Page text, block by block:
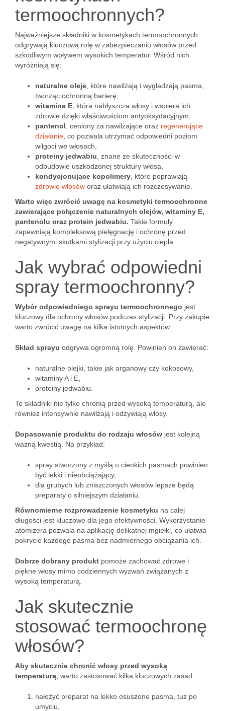
termoochronnych?
Najważniejsze składniki w kosmetykach termoochronnych
odgrywają kluczową rolę w zabezpieczaniu włosów przed
szkodliwym wpływem wysokich temperatur. Wśród nich
wyróżniają się:
naturalne oleje , które nawilżają i wygładzają pasma,
tworząc ochronną barierę,
witamina E , która nabłyszcza włosy i wspiera ich
zdrowie dzięki właściwościom antyoksydacyjnym,
pantenol , ceniony za nawilżające oraz regenerujące
działanie , co pozwala utrzymać odpowiedni poziom
wilgoci we włosach,
proteiny jedwabiu , znane ze skuteczności w
odbudowie uszkodzonej struktury włosa,
kondycjonujące kopolimery , które poprawiają
zdrowie włosów oraz ułatwiają ich rozczesywanie.
Warto więc zwrócić uwagę na kosmetyki termoochronne
zawierające połączenie naturalnych olejów, witaminy E,
pantenolu oraz protein jedwabiu. Takie formuły
zapewniają kompleksową pielęgnację i ochronę przed
negatywnymi skutkami stylizacji przy użyciu ciepła.
Jak wybrać odpowiedni
spray termoochronny?
Wybór odpowiedniego sprayu termoochronnego jest
kluczowy dla ochrony włosów podczas stylizacji. Przy zakupie
warto zwrócić uwagę na kilka istotnych aspektów.
Skład sprayu odgrywa ogromną rolę. Powinien on zawierać:
naturalne olejki, takie jak arganowy czy kokosowy,
witaminy A i E,
proteiny jedwabiu.
Te składniki nie tylko chronią przed wysoką temperaturą, ale
również intensywnie nawilżają i odżywiają włosy.
Dopasowanie produktu do rodzaju włosów jest kolejną
ważną kwestią. Na przykład:
spray stworzony z myślą o cienkich pasmach powinien
być lekki i nieobciążający,
dla grubych lub zniszczonych włosów lepsze będą
preparaty o silniejszym działaniu.
Równomierne rozprowadzenie kosmetyku na całej
długości jest kluczowe dla jego efektywności. Wykorzystanie
atomizera pozwala na aplikację delikatnej mgiełki, co ułatwia
pokrycie każdego pasma bez nadmiernego obciążania ich.
Dobrze dobrany produkt pomoże zachować zdrowe i
piękne włosy mimo codziennych wyzwań związanych z
wysoką temperaturą.
Jak skutecznie
stosować termoochronę
włosów?
Aby skutecznie chronić włosy przed wysoką
temperaturą , warto zastosować kilka kluczowych zasad:
nałożyć preparat na lekko osuszone pasma, tuż po
umyciu,